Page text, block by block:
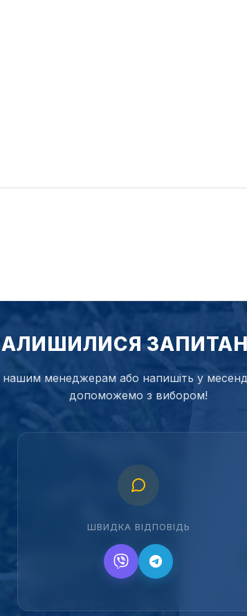
нашим менеджерам або напишіть у
допоможемо з вибором!
ШВИДКА ВІДПОВІДЬ